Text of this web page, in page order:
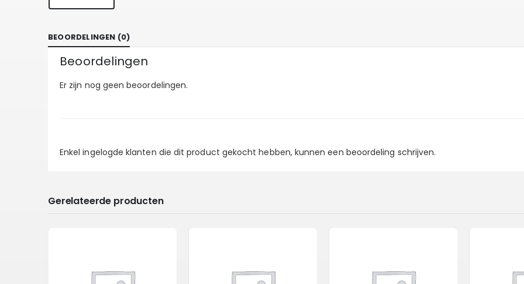
BEOORDELINGEN (0)
Beoordelingen
Er zijn nog geen beoordelingen.
Enkel ingelogde klanten die dit product gekocht hebben, kunnen een beoordeling schrijven.
Gerelateerde producten